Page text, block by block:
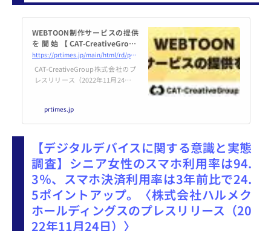
WEBTOON制作サービスの提供
を開始【CAT-CreativeGroup
株式会社 】
https://prtimes.jp/main/html/rd/p/000000002.000112593.html
CAT-CreativeGroup株式会社のプ
レスリリース（2022年11月24日 0
oup 株式会社 】
prtimes.jp
【デジタルデバイスに関する意識と実態
調査】シニア女性のスマホ利用率は94.
3％、スマホ決済利用率は3年前比で24.
5ポイントアップ。〈株式会社ハルメク
ホールディングスのプレスリリース（20
22年11月24日）〉